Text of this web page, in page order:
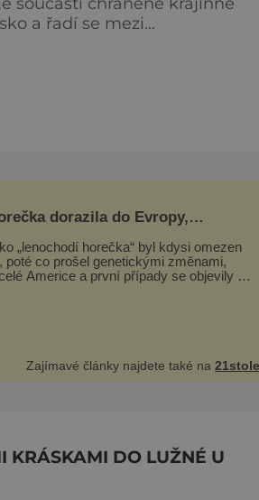
a řadí se mezi
dorazila do Evropy,
„lenochodí horečka“ byl kdysi omezen
co prošel genetickými změnami,
Americe a první případy se objevily už
Zajímavé články najdete také na
KRÁSKAMI DO LUŽNÉ U